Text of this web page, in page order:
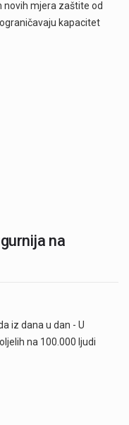
novih mjera zaštite od
kapacitet
na
iz dana u dan - U
na 100.000 ljudi